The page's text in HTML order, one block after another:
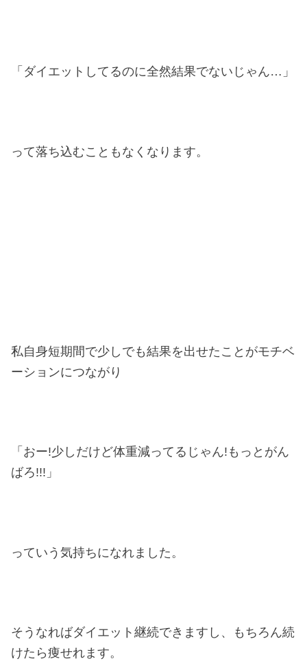
「ダイエットしてるのに全然結果でないじゃん…」
って落ち込むこともなくなります。
私自身短期間で少しでも結果を出せたことがモチベ
ーションにつながり
「おー!少しだけど体重減ってるじゃん!もっとがん
ばろ!!!」
っていう気持ちになれました。
そうなればダイエット継続できますし、もちろん続
けたら痩せれます。